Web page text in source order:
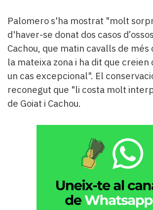
Palomero s'ha mostrat "molt
d'haver-se donat dos casos
Cachou, que matin cavalls de més
la mateixa zona i ha dit que creien
un cas excepcional". El
reconegut que "li costa molt
de Goiat i Cachou.